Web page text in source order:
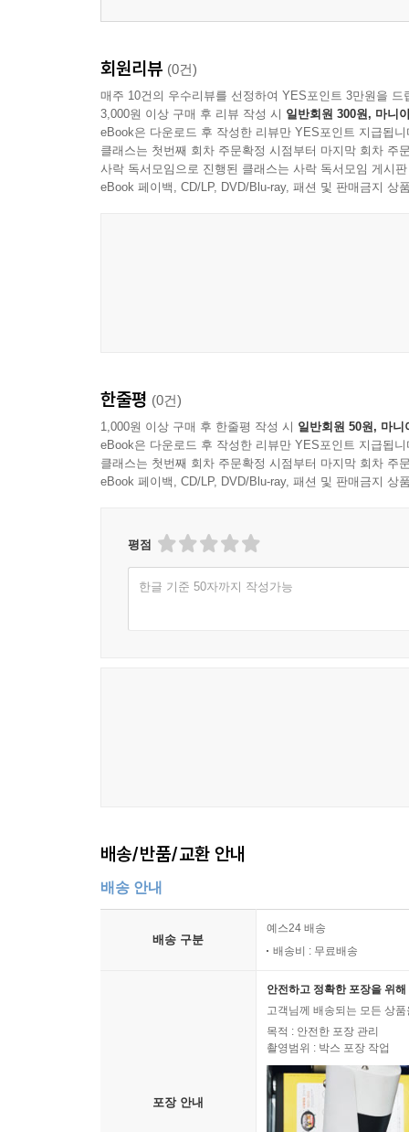
-「자제문(自祭文)」
부록
1. 「도징사뢰 병서(陶徵士? 幷序)」 안연지(顔延
2. 「도연명집서(陶淵明集序)」 소통(蕭統)
3. 「도연명전(陶淵明傳)」 소통(蕭統)
4. 『송서(宋書)·은일전(隱逸傳)·도잠(陶潛)』 심약
회원리뷰 (0건)
매주 10건의 우수리뷰를 선정하여 YES포인트 3만원을 드
3,000원 이상 구매 후 리뷰 작성 시 일반회원 300원, 마니
eBook은 다운로드 후 작성한 리뷰만 YES포인트 지급됩니
클래스는 첫번째 회차 주문확정 시점부터 마지막 회차 주
사락 독서모임으로 진행된 클래스는 사락 독서모임 게시
eBook 페이백, CD/LP, DVD/Blu-ray, 패션 및 판매금지 상
한줄평 (0건)
1,000원 이상 구매 후 한줄평 작성 시 일반회원 50원, 마니
eBook은 다운로드 후 작성한 리뷰만 YES포인트 지급됩니
클래스는 첫번째 회차 주문확정 시점부터 마지막 회차 주
eBook 페이백, CD/LP, DVD/Blu-ray, 패션 및 판매금지 상
평점
한글 기준 50자까지 작성가능
배송/반품/교환 안내
배송 안내
배송 구분
예스24 배송
배송비 : 무료배송
포장 안내
안전하고 정확한 포장을 위
고객님께 배송되는 모든 상
목적 : 안전한 포장 관리
촬영범위 : 박스 포장 작업